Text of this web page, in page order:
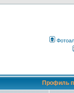
Профиль